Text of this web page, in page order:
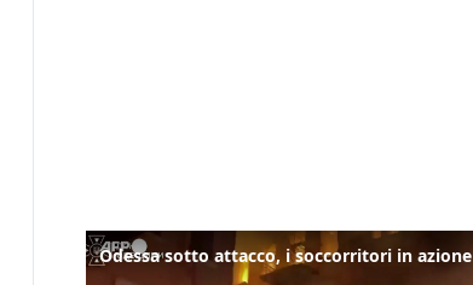
Odessa sotto attacco, i soccorritori in azione